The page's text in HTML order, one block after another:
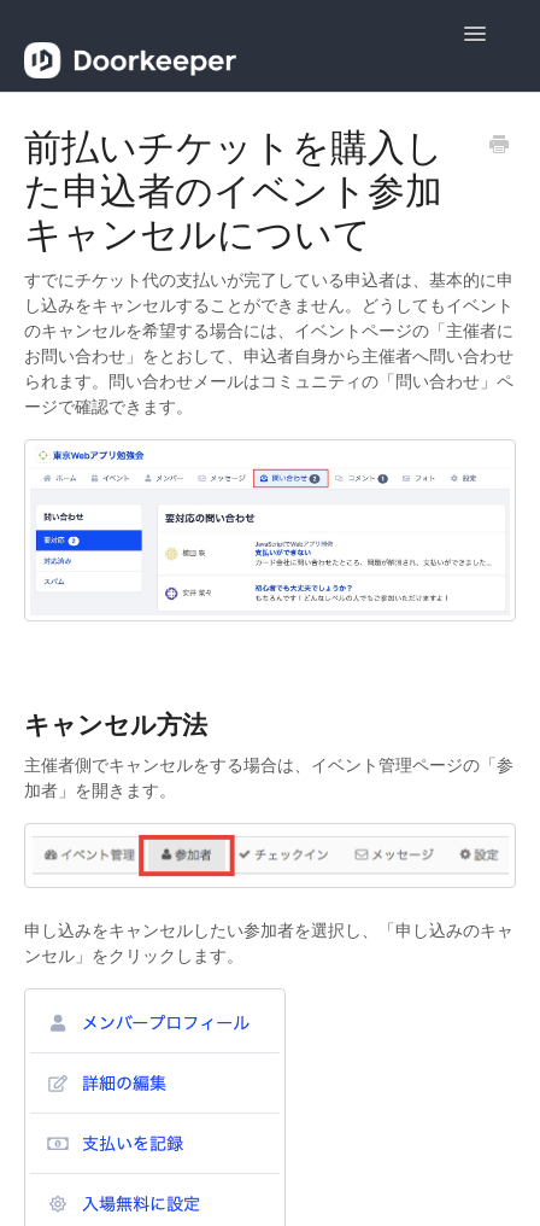
Toggle
主催者向け
参加者向け
お問い合わせ
前払いチケットを購入し
た申込者のイベント参加
キャンセルについて
すでにチケット代の支払いが完了している申込者は、基本的に申
し込みをキャンセルすることができません。どうしてもイベント
のキャンセルを希望する場合には、イベントページの「主催者に
お問い合わせ」をとおして、申込者自身から主催者へ問い合わせ
られます。問い合わせメールはコミュニティの「問い合わせ」ペ
ージで確認できます。
キャンセル方法
主催者側でキャンセルをする場合は、イベント管理ページの「参
加者」を開きます。
申し込みをキャンセルしたい参加者を選択し、「申し込みのキャ
ンセル」をクリックします。